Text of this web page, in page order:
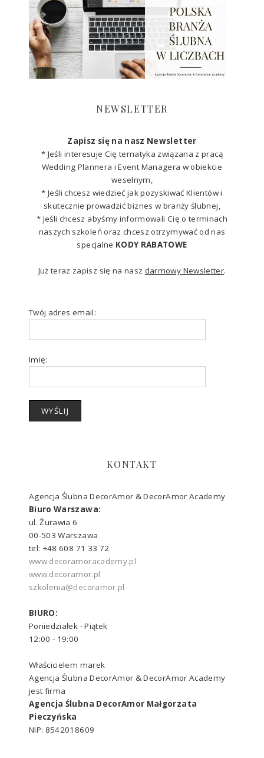
NEWSLETTER
Zapisz się na nasz Newsletter
* Jeśli interesuje Cię tematyka związana z pracą
Wedding Plannera i Event Managera w obiekcie
weselnym,
* Jeśli chcesz wiedzieć jak pozyskiwać Klientów i
skutecznie prowadzić biznes w branży ślubnej,
* Jeśli chcesz abyśmy informowali Cię o terminach
naszych szkoleń oraz chcesz otrzymywać od nas
specjalne KODY RABATOWE
Już teraz zapisz się na nasz darmowy Newsletter.
Twój adres email:
Imię:
KONTAKT
Agencja Ślubna DecorAmor & DecorAmor Academy
Biuro Warszawa:
ul. Żurawia 6
00-503 Warszawa
tel: +48 608 71 33 72
www.decoramoracademy.pl
www.decoramor.pl
szkolenia@decoramor.pl
BIURO:
Poniedziałek - Piątek
12:00 - 19:00
Właścicielem marek
Agencja Ślubna DecorAmor & DecorAmor Academy
jest firma
Agencja Ślubna DecorAmor Małgorzata
Pieczyńska
NIP: 8542018609